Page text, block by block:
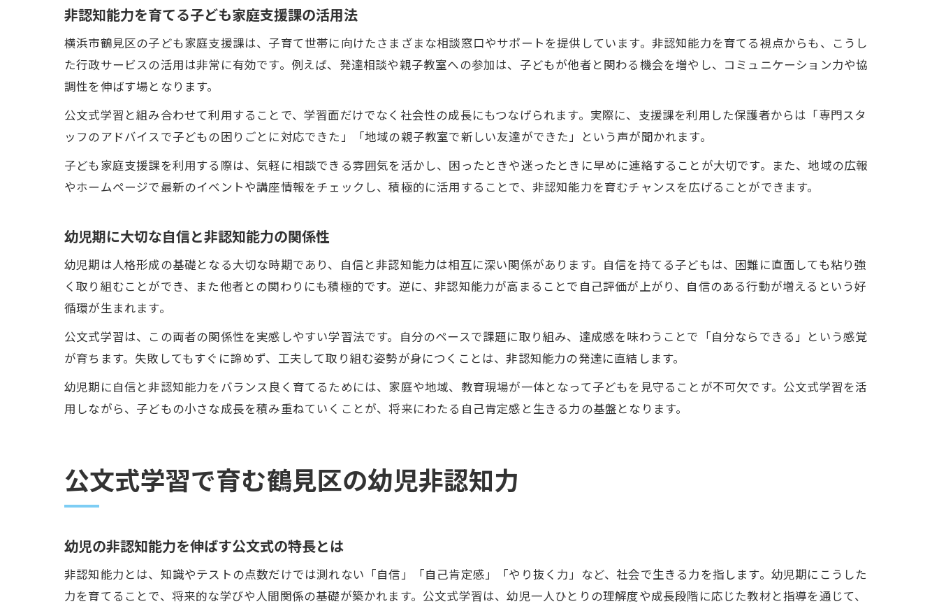
非認知能力を育てる子ども家庭支援課の活用法
横浜市鶴見区の子ども家庭支援課は、子育て世帯に向けたさまざまな相談窓口やサポートを提供しています。非認知能力を育てる視点からも、こうし
た行政サービスの活用は非常に有効です。例えば、発達相談や親子教室への参加は、子どもが他者と関わる機会を増やし、コミュニケーション力や協
調性を伸ばす場となります。
公文式学習と組み合わせて利用することで、学習面だけでなく社会性の成長にもつなげられます。実際に、支援課を利用した保護者からは「専門スタ
ッフのアドバイスで子どもの困りごとに対応できた」「地域の親子教室で新しい友達ができた」という声が聞かれます。
子ども家庭支援課を利用する際は、気軽に相談できる雰囲気を活かし、困ったときや迷ったときに早めに連絡することが大切です。また、地域の広報
やホームページで最新のイベントや講座情報をチェックし、積極的に活用することで、非認知能力を育むチャンスを広げることができます。
幼児期に大切な自信と非認知能力の関係性
幼児期は人格形成の基礎となる大切な時期であり、自信と非認知能力は相互に深い関係があります。自信を持てる子どもは、困難に直面しても粘り強
く取り組むことができ、また他者との関わりにも積極的です。逆に、非認知能力が高まることで自己評価が上がり、自信のある行動が増えるという好
循環が生まれます。
公文式学習は、この両者の関係性を実感しやすい学習法です。自分のペースで課題に取り組み、達成感を味わうことで「自分ならできる」という感覚
が育ちます。失敗してもすぐに諦めず、工夫して取り組む姿勢が身につくことは、非認知能力の発達に直結します。
幼児期に自信と非認知能力をバランス良く育てるためには、家庭や地域、教育現場が一体となって子どもを見守ることが不可欠です。公文式学習を活
用しながら、子どもの小さな成長を積み重ねていくことが、将来にわたる自己肯定感と生きる力の基盤となります。
公文式学習で育む鶴見区の幼児非認知力
幼児の非認知能力を伸ばす公文式の特長とは
非認知能力とは、知識やテストの点数だけでは測れない「自信」「自己肯定感」「やり抜く力」など、社会で生きる力を指します。幼児期にこうした
力を育てることで、将来的な学びや人間関係の基礎が築かれます。公文式学習は、幼児一人ひとりの理解度や成長段階に応じた教材と指導を通じて、